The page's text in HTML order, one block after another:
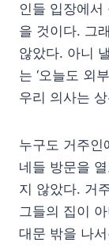
인들 입장에서
을 것이다. 그
않았다. 아니
는 ‘오늘도 외
우리 의사는
누구도 거주
네들 방문을
지 않았다. 거
그들의 집이
대문 밖을 나